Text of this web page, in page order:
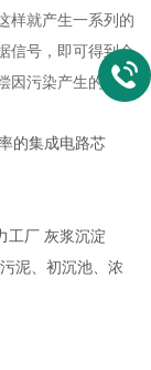
样就产生一系列的
信号，即可得到介
因污染产生的偏
的集成电路芯
工厂 灰浆沉淀
泥、初沉池、浓